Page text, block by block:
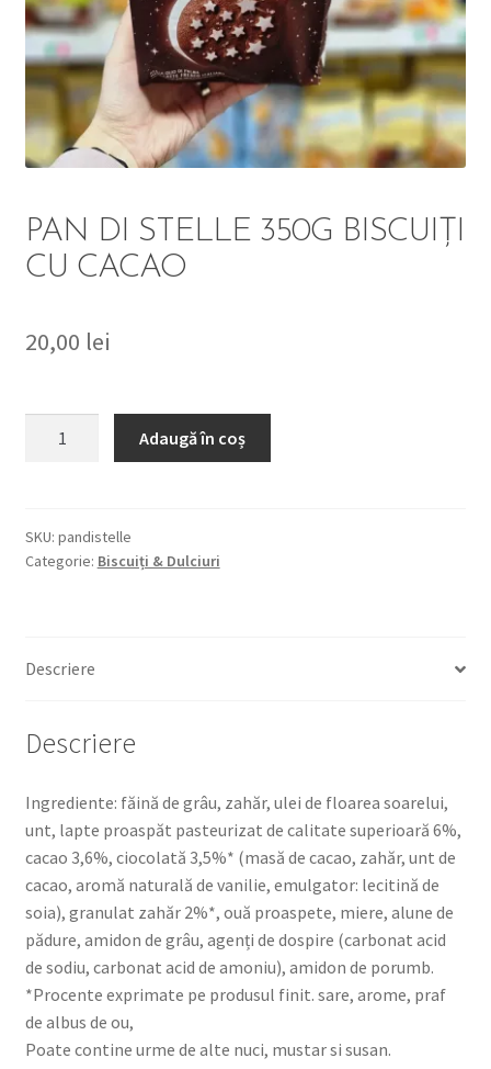
DETERGENT
SOLUȚII CURĂȚENIE
ÎNGRIJIRE
PERSONALĂ
TROLERE
ARTICOLE VOIAJ
PAN DI STELLE 350G BISCUIȚI
CU CACAO
20,00 lei
350G
BISCUIȚI
Adaugă în coș
SKU: pandistelle
Categorie: Biscuiți & Dulciuri
Descriere
Descriere
Ingrediente: făină de grâu, zahăr, ulei de floarea soarelui,
unt, lapte proaspăt pasteurizat de calitate superioară 6%,
cacao 3,6%, ciocolată 3,5%* (masă de cacao, zahăr, unt de
cacao, aromă naturală de vanilie, emulgator: lecitină de
soia), granulat zahăr 2%*, ouă proaspete, miere, alune de
pădure, amidon de grâu, agenți de dospire (carbonat acid
de sodiu, carbonat acid de amoniu), amidon de porumb.
*Procente exprimate pe produsul finit. sare, arome, praf
de albus de ou,
Poate contine urme de alte nuci, mustar si susan.